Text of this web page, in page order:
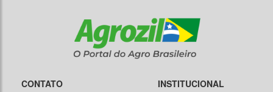
CONTATO
INSTITUCIONAL